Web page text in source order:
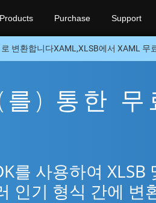
Products Purchase Support
변환합니다XAML,XLSB에서 XAML 무
) 통한 무
를 사용하여 XLSB
인기 형식 간에 변